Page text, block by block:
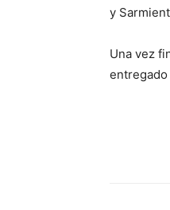
y
Una vez